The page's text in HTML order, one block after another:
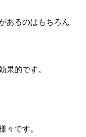
あるのはもちろん
果的です。
々です。